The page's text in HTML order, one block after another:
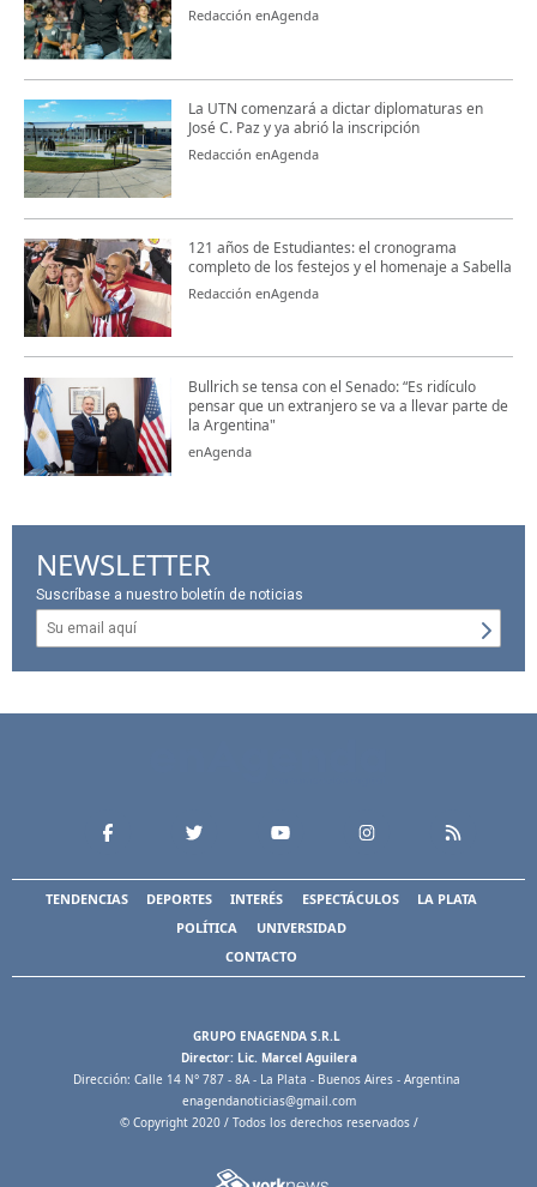
Redacción enAgenda
La UTN comenzará a dictar diplomaturas en
José C. Paz y ya abrió la inscripción
Redacción enAgenda
121 años de Estudiantes: el cronograma
completo de los festejos y el homenaje a Sabella
Redacción enAgenda
Bullrich se tensa con el Senado: “Es ridículo
pensar que un extranjero se va a llevar parte de
la Argentina"
enAgenda
NEWSLETTER
Suscríbase a nuestro boletín de noticias
TENDENCIAS DEPORTES INTERÉS ESPECTÁCULOS
LA PLATA
POLÍTICA
UNIVERSIDAD
CONTACTO
GRUPO ENAGENDA S.R.L
Director: Lic. Marcel Aguilera
Dirección: Calle 14 N° 787 - 8A - La Plata - Buenos Aires - Argentina
enagendanoticias@gmail.com
© Copyright 2020 / Todos los derechos reservados /